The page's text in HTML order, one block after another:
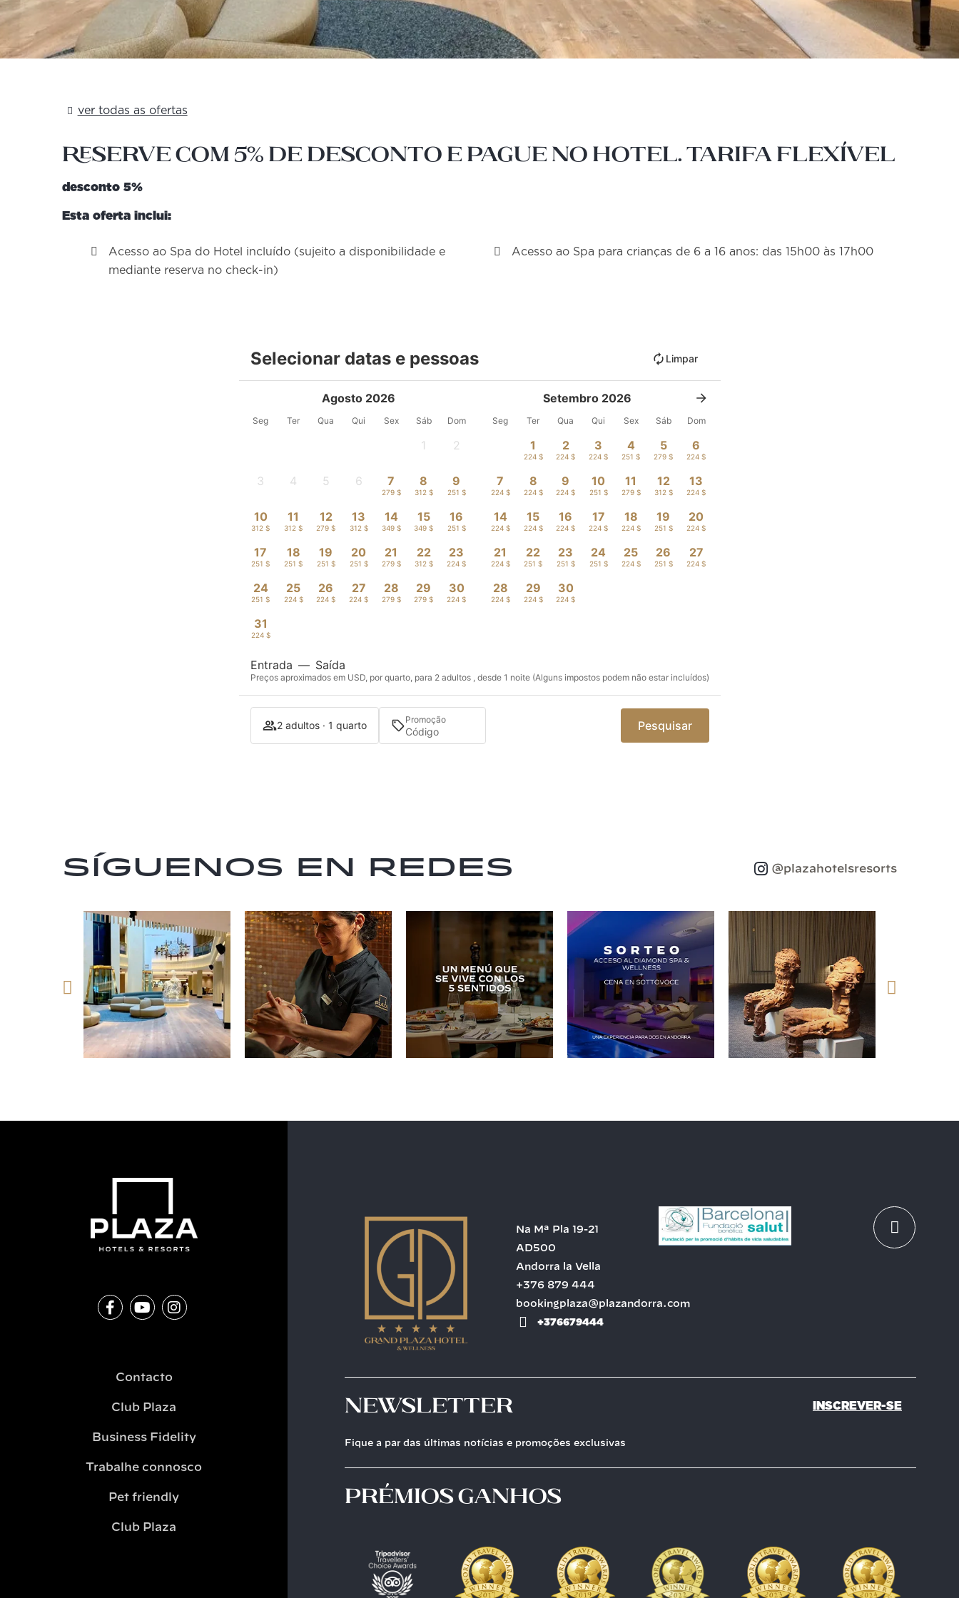
ver todas as ofertas
Reserve com 5% de desconto e pague no hotel. Tarifa flexível
desconto 5%
Esta oferta inclui:
Acesso ao Spa do Hotel incluído (sujeito a disponibilidade e
mediante reserva no check-in)
Acesso ao Spa para crianças de 6 a 16 anos: das 15h00 às 17h00
Selecionar datas e pessoas Limpar
Agosto 2026
Seg Ter Qua Qui Sex Sáb Dom
1 2
3 4 5 6 7
279 $
8
312 $
9
251 $
10
312 $
11
312 $
12
279 $
13
312 $
14
349 $
15
349 $
16
251 $
17
251 $
18
251 $
19
251 $
20
251 $
21
279 $
22
312 $
23
224 $
24
251 $
25
224 $
26
224 $
27
224 $
28
279 $
29
279 $
30
224 $
31
224 $
Setembro 2026
Seg Ter Qua Qui Sex Sáb Dom
1
224 $
2
224 $
3
224 $
4
251 $
5
279 $
6
224 $
7
224 $
8
224 $
9
224 $
10
251 $
11
279 $
12
312 $
13
224 $
14
224 $
15
224 $
16
224 $
17
224 $
18
224 $
19
251 $
20
224 $
21
224 $
22
251 $
23
251 $
24
251 $
25
224 $
26
251 $
27
224 $
28
224 $
29
224 $
30
224 $
Entrada — Saída
Preços aproximados em USD, por quarto, para 2 adultos , desde 1 noite (Alguns impostos podem não estar incluídos)
2 adultos · 1 quarto Promoção Pesquisar
Síguenos en redes @plazahotelsresorts
Contacto
Club Plaza
Business Fidelity
Trabalhe connosco
Pet friendly
Club Plaza
Na Mª Pla 19-21
AD500
Andorra la Vella
+376 879 444
bookingplaza@plazandorra.com
+376679444
Newsletter INSCREVER-SE
Fique a par das últimas notícias e promoções exclusivas
prémios ganhos